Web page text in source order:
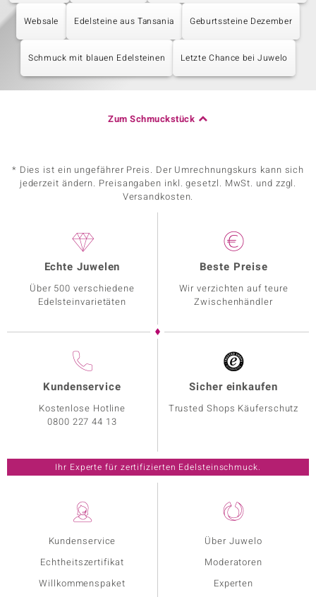
Websale Edelsteine aus Tansania Geburtssteine Dezember
Schmuck mit blauen Edelsteinen Letzte Chance bei Juwelo
Zum Schmuckstück
* Dies ist ein ungefährer Preis. Der Umrechnungskurs kann sich
jederzeit ändern. Preisangaben inkl. gesetzl. MwSt. und zzgl.
Versandkosten.
Kundenservice
Echtheitszertifikat
Willkommenspaket
Über Juwelo
Moderatoren
Experten
Echte Juwelen
Über 500 verschiedene
Edelsteinvarietäten
Beste Preise
Wir verzichten auf teure
Zwischenhändler
Kundenservice
Kostenlose Hotline
0800 227 44 13
Sicher einkaufen
Trusted Shops Käuferschutz
Ihr Experte für zertifizierten Edelsteinschmuck.